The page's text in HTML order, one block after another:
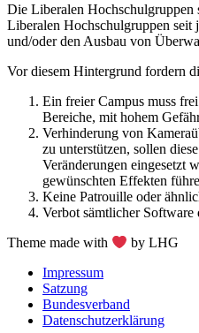
Die Liberalen Hochschulgruppen
Liberalen Hochschulgruppen seit
und/oder den Ausbau von
Vor diesem Hintergrund fordern
Ein freier Campus muss
Bereiche, mit hohem
Verhinderung von
zu unterstützen, sollen
Veränderungen eingesetzt
gewünschten Effekten
Keine Patrouille oder
Verbot sämtlicher
Theme made with
by LHG
Impressum
Satzung
Bundesverband
Datenschutzerklärung